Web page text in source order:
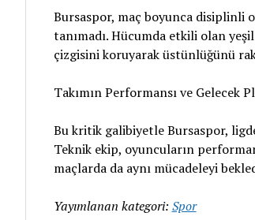
Bursaspor, maç boyunca disiplinli
tanımadı. Hücumda etkili olan
çizgisini koruyarak üstünlüğünü
Takımın Performansı ve Gelecek
Bu kritik galibiyetle Bursaspor,
Teknik ekip, oyuncuların
maçlarda da aynı mücadeleyi
Yayımlanan kategori: Spor